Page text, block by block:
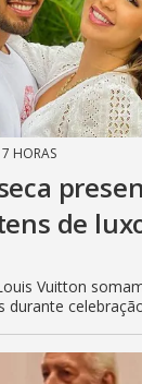
HORAS
de
Vuitton
durante